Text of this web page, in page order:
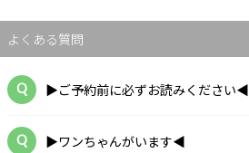
よくある質問
▶ご予約前に必ずお読みください◀
▶ワンちゃんがいます◀